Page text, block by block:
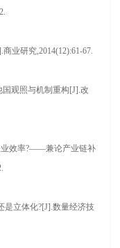
业研究,2014(12):61-67.
观照与机制重构[J].改
业效率?——兼论产业链补
是立体化?[J].数量经济技